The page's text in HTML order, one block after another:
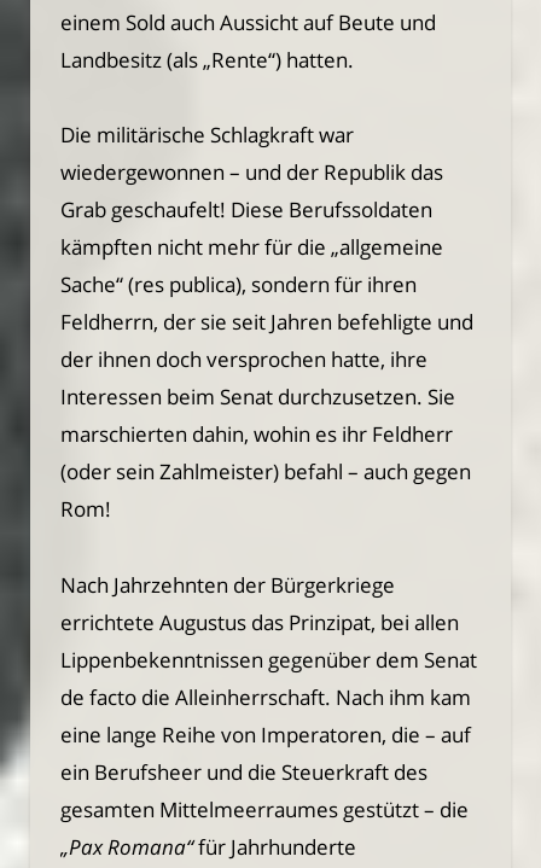
einem Sold auch Aussicht auf Beute und
Landbesitz (als „Rente“) hatten.
Die militärische Schlagkraft war
wiedergewonnen – und der Republik das
Grab geschaufelt! Diese Berufssoldaten
kämpften nicht mehr für die „allgemeine
Sache“ (res publica), sondern für ihren
Feldherrn, der sie seit Jahren befehligte und
der ihnen doch versprochen hatte, ihre
Interessen beim Senat durchzusetzen. Sie
marschierten dahin, wohin es ihr Feldherr
(oder sein Zahlmeister) befahl – auch gegen
Rom!
Nach Jahrzehnten der Bürgerkriege
errichtete Augustus das Prinzipat, bei allen
Lippenbekenntnissen gegenüber dem Senat
de facto die Alleinherrschaft. Nach ihm kam
eine lange Reihe von Imperatoren, die – auf
ein Berufsheer und die Steuerkraft des
gesamten Mittelmeerraumes gestützt – die
„Pax Romana“für Jahrhunderte